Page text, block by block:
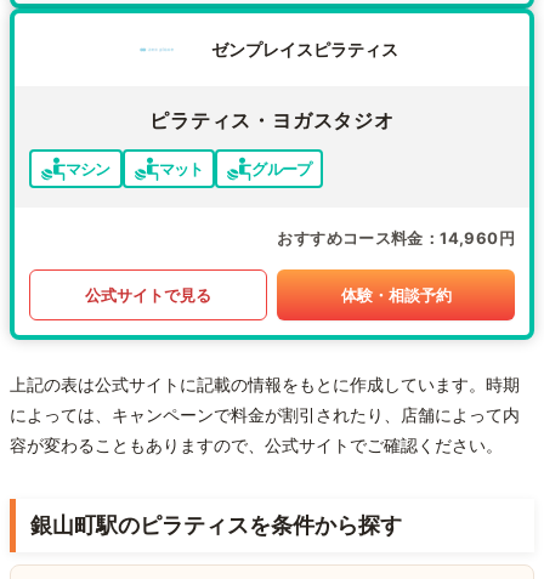
ゼンプレイスピラティス
ピラティス・ヨガスタジオ
マシン マット グループ
おすすめコース料金 14,960円
公式サイトで見る 体験・相談予約
上記の表は公式サイトに記載の情報をもとに作成しています。時期
によっては、キャンペーンで料金が割引されたり、店舗によって内
容が変わることもありますので、公式サイトでご確認ください。
銀山町駅のピラティスを条件から探す